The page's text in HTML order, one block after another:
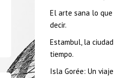
El arte sana lo
decir.
Estambul, la
tiempo.
Isla Gorée: Un